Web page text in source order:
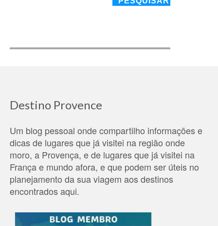
Destino Provence
Um blog pessoal onde compartilho informações e
dicas de lugares que já visitei na região onde
moro, a Provença, e de lugares que já visitei na
França e mundo afora, e que podem ser úteis no
planejamento da sua viagem aos destinos
encontrados aqui.